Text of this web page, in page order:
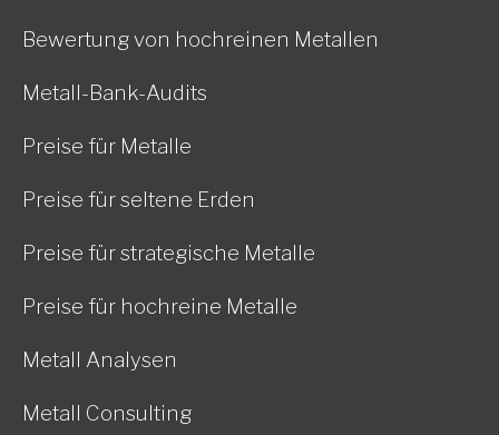
Bewertung von hochreinen Metallen
Metall-Bank-Audits
Preise für Metalle
Preise für seltene Erden
Preise für strategische Metalle
Preise für hochreine Metalle
Metall Analysen
Metall Consulting